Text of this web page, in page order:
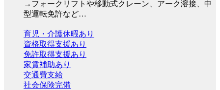
→フォークリフトや移動式クレーン、アーク溶接、中
型運転免許など…
育児・介護休暇あり
資格取得支援あり
免許取得支援あり
家賃補助あり
交通費支給
社会保険完備